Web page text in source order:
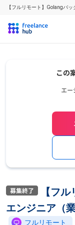
【フルリモート】Golangバ
【フ
エンジニア（
フルリモート